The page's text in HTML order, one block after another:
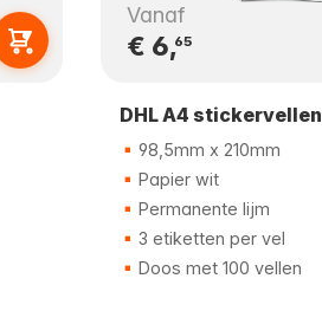
Vanaf
€ 6,65
DHL A4 stickervellen
98,5mm x 210mm
Papier wit
Permanente lijm
3 etiketten per vel
Doos met 100 vellen